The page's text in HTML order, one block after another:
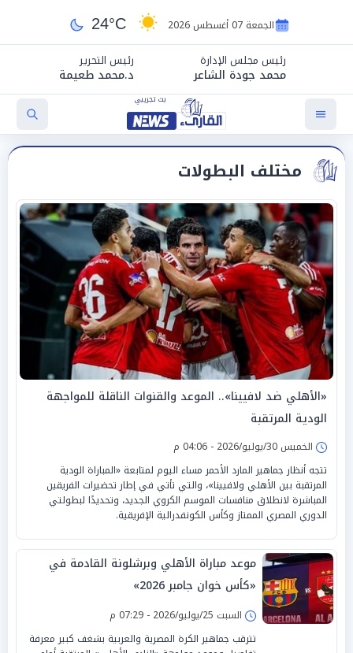
الجمعة 07 أغسطس 2026 24°C
رئيس مجلس الإدارة
محمد جودة الشاعر
رئيس التحرير
د.محمد طعيمة
مختلف البطولات
«الأهلي ضد لافيينا».. الموعد والقنوات الناقلة للمواجهة
الودية المرتقبة
الخميس 30/يوليو/2026 - 04:06 م
تتجه أنظار جماهير المارد الأحمر مساء اليوم لمتابعة «المباراة الودية
المرتقبة بين الأهلي ولافيينا»، والتي تأتي في إطار تحضيرات الفريقين
المباشرة لانطلاق منافسات الموسم الكروي الجديد، وتحديدًا لبطولتي
الدوري المصري الممتاز وكأس الكونفدرالية الإفريقية.
موعد مباراة الأهلي وبرشلونة القادمة في
«كأس خوان جامبر 2026»
السبت 25/يوليو/2026 - 07:29 م
تترقب جماهير الكرة المصرية والعربية بشغف كبير معرفة